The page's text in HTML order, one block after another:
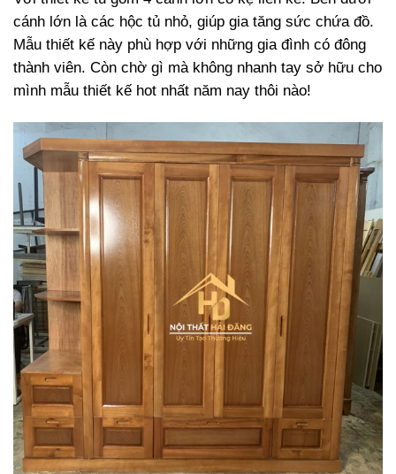
cánh lớn là các hộc tủ nhỏ, giúp gia tăng sức chứa đồ.
Mẫu thiết kế này phù hợp với những gia đình có đông
thành viên. Còn chờ gì mà không nhanh tay sở hữu cho
mình mẫu thiết kế hot nhất năm nay thôi nào!